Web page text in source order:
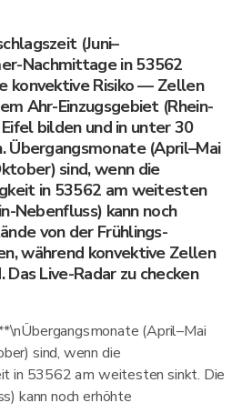
(Juni–
Nachmittage in 53562
konvektive Risiko — Zellen
Ahr-Einzugsgebiet (Rhein-
bilden und in unter 30
Übergangsmonate (April–Mai
sind, wenn die
in 53562 am weitesten
Nebenfluss) kann noch
von der Frühlings-
während konvektive Zellen
Das Live-Radar zu checken
(April–Mai
sind, wenn die
in 53562 am weitesten sinkt. Die
kann noch erhöhte